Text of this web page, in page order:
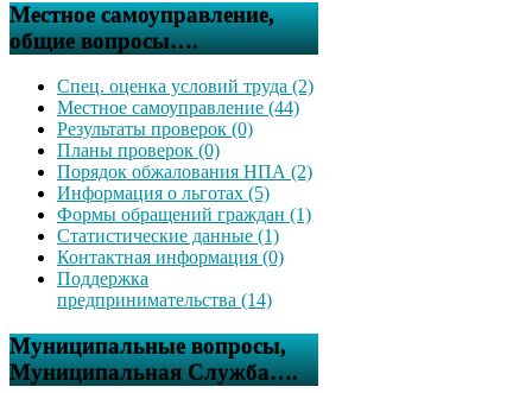
Местное самоуправление,
общие вопросы….
Спец. оценка условий труда (2)
Местное самоуправление (44)
Результаты проверок (0)
Планы проверок (0)
Порядок обжалования НПА (2)
Информация о льготах (5)
Формы обращений граждан (1)
Статистические данные (1)
Контактная информация (0)
Поддержка
предпринимательства (14)
Муниципальные вопросы,
Муниципальная Служба….